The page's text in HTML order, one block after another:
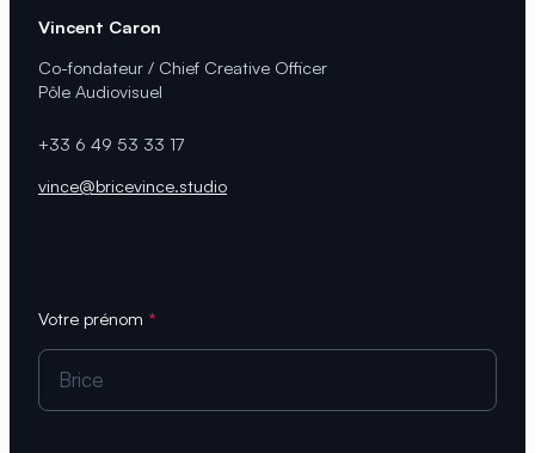
Vincent Caron
Co-fondateur / Chief Creative Officer
Pôle Audiovisuel
+33 6 49 53 33 17
vince@bricevince.studio
Votre prénom *